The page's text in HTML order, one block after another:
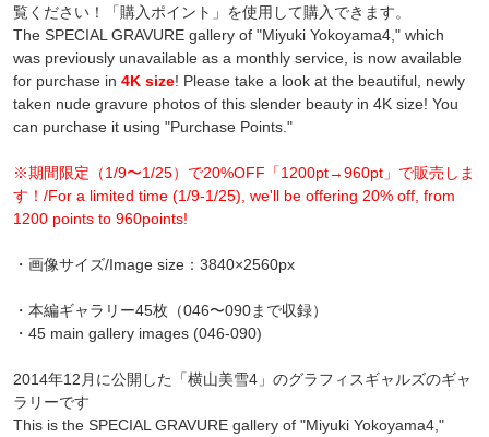
覧ください！「購入ポイント」を使用して購入できます。
The SPECIAL GRAVURE gallery of "Miyuki Yokoyama4," which
was previously unavailable as a monthly service, is now available
for purchase in4K size! Please take a look at the beautiful, newly
taken nude gravure photos of this slender beauty in 4K size! You
can purchase it using "Purchase Points."
※期間限定（1/9〜1/25）で20%OFF「1200pt→960pt」で販売しま
す！/For a limited time (1/9-1/25), we'll be offering 20% ​​off, from
1200 points to 960points!
・画像サイズ/Image size：3840×2560px
・本編ギャラリー45枚（046〜090まで収録）
・45 main gallery images (046-090)
2014年12月に公開した「横山美雪4」のグラフィスギャルズのギャ
ラリーです
This is the SPECIAL GRAVURE gallery of "Miyuki Yokoyama4,"